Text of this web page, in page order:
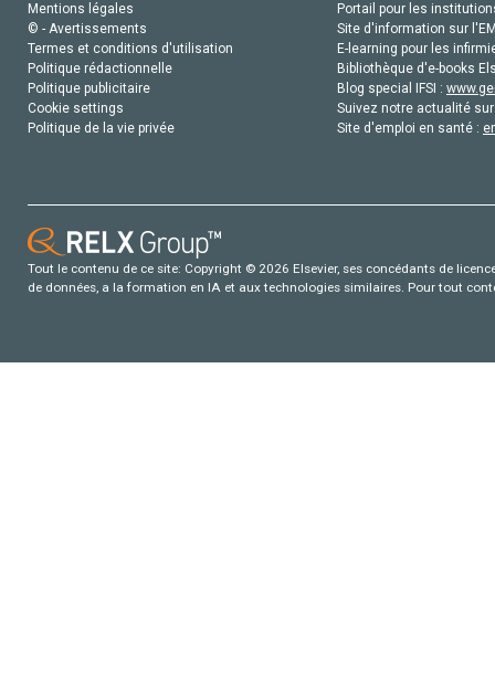
Mentions légales
© - Avertissements
Termes et conditions d'utilisation
Politique rédactionnelle
Politique publicitaire
Cookie settings
Politique de la vie privée
Portail pour les
Site d'information sur
E-learning pour les
Bibliothèque d'e-books
Blog special IFSI :
Suivez notre actualité
Site d'emploi en santé :
Tout le contenu de ce site: Copyright © 2026 Elsevier, ses concédants de
de données, a la formation en IA et aux technologies similaires. Pour tout